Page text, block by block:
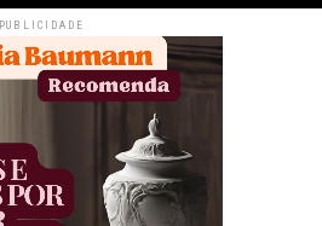
PUBLICIDADE